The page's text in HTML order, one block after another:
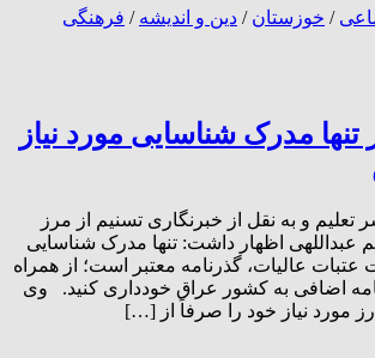
/ خوزستان / دین و اندیشه / فرهنگی
تنها مدرک شناسایی مورد نیاز
و به نقل از خبرنگاری تسنیم از مرز
اظهار داشت: تنها مدرک شناسایی
عتبات عالیات، گذرنامه‌ معتبر است؛ از همراه
اضافی به کشور عراق خودداری کنید. وی
ارز مورد نیاز خود را صرفاً از […]